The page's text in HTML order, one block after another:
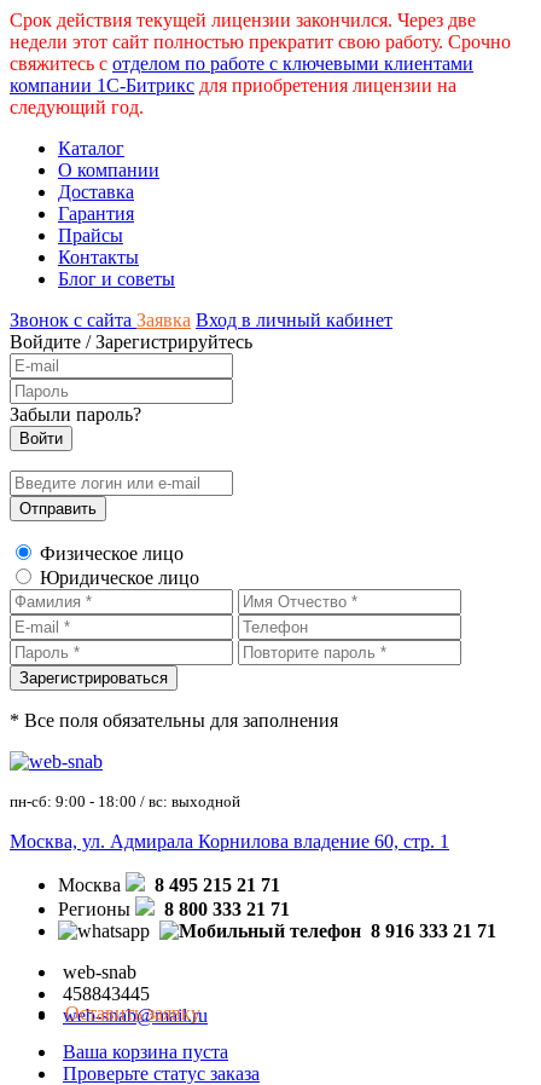
Срок действия текущей лицензии закончился. Через две
недели этот сайт полностью прекратит свою работу. Срочно
свяжитесь с отделом по работе с ключевыми клиентами
компании 1С-Битрикс для приобретения лицензии на
следующий год.
Каталог
О компании
Доставка
Гарантия
Прайсы
Контакты
Блог и советы
Звонок с сайта Заявка Вход в личный кабинет
Войдите /Зарегистрируйтесь
Забыли пароль?
Физическое лицо
Юридическое лицо
* Все поля обязательны для заполнения
пн-сб: 9:00 - 18:00 / вс: выходной
Москва, ул. Адмирала Корнилова владение 60, стр. 1
Москва
8 495 215 21 71
Регионы
8 800 333 21 71
8 916 333 21 71
web-snab
458843445
web-snab@mail.ru
Оставить заявку
Ваша корзина пуста
Проверьте статус заказа